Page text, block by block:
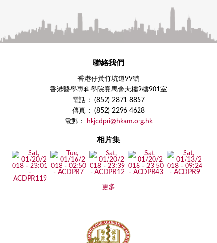
聯絡我們
香港仔黃竹坑道99號
香港醫學專科學院賽馬會大樓9樓901室
電話： (852) 2871 8857
傳真： (852) 2296 4628
電郵：
hkjcdpri@hkam.org.hk
相片集
更多